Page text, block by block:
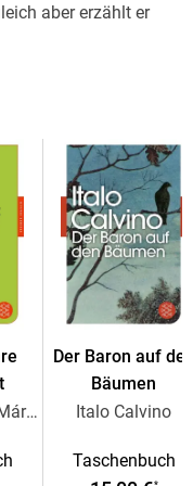
aber erzählt er
entdecken.
Ulrich Tukur
Gabriel García Márquez
Der Baron auf
Bäumen
Italo Calvino
Taschenbuch